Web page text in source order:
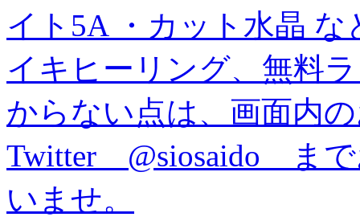
イト5A ・カット水晶
イキヒーリング、無料
からない点は、画面内
Twitter @siosaido まで
いませ。